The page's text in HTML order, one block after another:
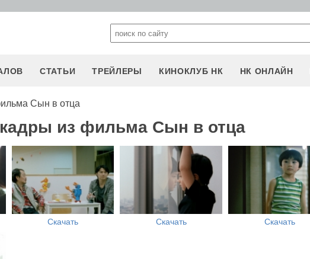
СТАТЬИ ТРЕЙЛЕРЫ КИНОКЛУБ НК НК ОНЛАЙН
Сын в отца
из фильма Сын в отца
Скачать Скачать Скачать